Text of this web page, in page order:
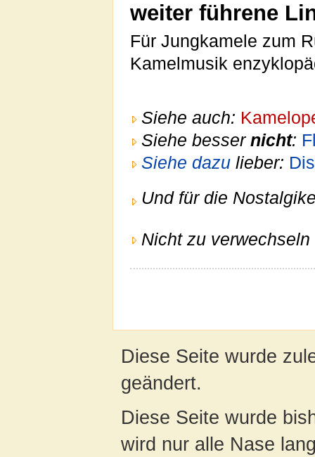
weiter führene
Für Jungkamele zum
Kamelmusik
Siehe auch:
Siehe besser nicht:
Siehe dazu lieber:
Und für die
Nicht zu verwechseln
Diese Seite wurde
geändert.
Diese Seite wurde
wird nur alle Nase